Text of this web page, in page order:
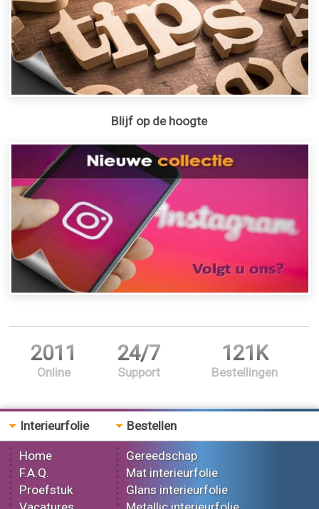
Blijf op de hoogte
2011
Online
24/7
Support
121K
Bestellingen
Interieurfolie
Home
F.A.Q.
Proefstuk
Bestellen
Gereedschap
Mat interieurfolie
Glans interieurfolie